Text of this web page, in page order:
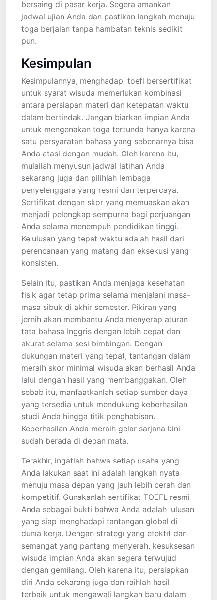
bersaing di pasar kerja. Segera amankan
jadwal ujian Anda dan pastikan langkah menuju
toga berjalan tanpa hambatan teknis sedikit
pun.
Kesimpulan
Kesimpulannya, menghadapi toefl bersertifikat
untuk syarat wisuda memerlukan kombinasi
antara persiapan materi dan ketepatan waktu
dalam bertindak. Jangan biarkan impian Anda
untuk mengenakan toga tertunda hanya karena
satu persyaratan bahasa yang sebenarnya bisa
Anda atasi dengan mudah. Oleh karena itu,
mulailah menyusun jadwal latihan Anda
sekarang juga dan pilihlah lembaga
penyelenggara yang resmi dan terpercaya.
Sertifikat dengan skor yang memuaskan akan
menjadi pelengkap sempurna bagi perjuangan
Anda selama menempuh pendidikan tinggi.
Kelulusan yang tepat waktu adalah hasil dari
perencanaan yang matang dan eksekusi yang
konsisten.
Selain itu, pastikan Anda menjaga kesehatan
fisik agar tetap prima selama menjalani masa-
masa sibuk di akhir semester. Pikiran yang
jernih akan membantu Anda menyerap aturan
tata bahasa Inggris dengan lebih cepat dan
akurat selama sesi bimbingan. Dengan
dukungan materi yang tepat, tantangan dalam
meraih skor minimal wisuda akan berhasil Anda
lalui dengan hasil yang membanggakan. Oleh
sebab itu, manfaatkanlah setiap sumber daya
yang tersedia untuk mendukung keberhasilan
studi Anda hingga titik penghabisan.
Keberhasilan Anda meraih gelar sarjana kini
sudah berada di depan mata.
Terakhir, ingatlah bahwa setiap usaha yang
Anda lakukan saat ini adalah langkah nyata
menuju masa depan yang jauh lebih cerah dan
kompetitif. Gunakanlah sertifikat TOEFL resmi
Anda sebagai bukti bahwa Anda adalah lulusan
yang siap menghadapi tantangan global di
dunia kerja. Dengan strategi yang efektif dan
semangat yang pantang menyerah, kesuksesan
wisuda impian Anda akan segera terwujud
dengan gemilang. Oleh karena itu, persiapkan
diri Anda sekarang juga dan raihlah hasil
terbaik untuk mengawali langkah baru dalam